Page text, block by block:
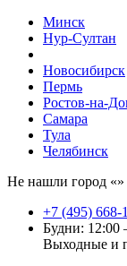
Минск
Нур-Султан
Новосибирск
Пермь
Ростов-на-
Самара
Тула
Челябинск
Не нашли город «
+7 (495) 668-
Будни: 12:00
Выходные и